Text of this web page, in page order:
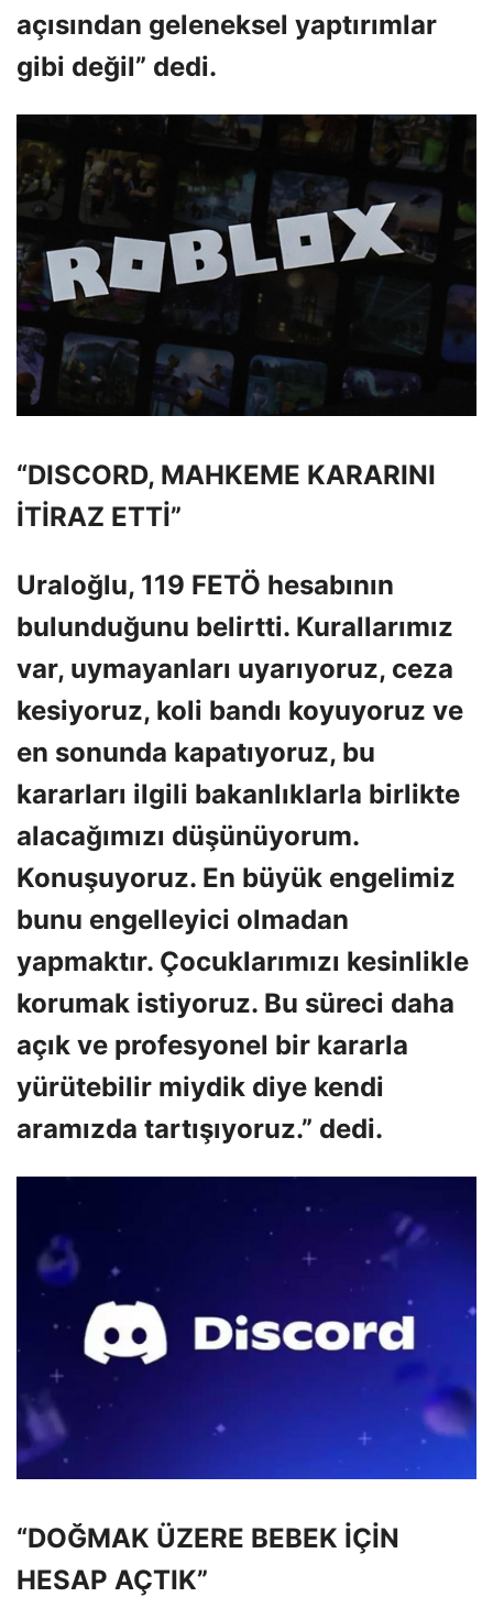
açısından geleneksel yaptırımlar
gibi değil” dedi.
“DISCORD, MAHKEME KARARINI
İTİRAZ ETTİ”
Uraloğlu, 119 FETÖ hesabının
bulunduğunu belirtti. Kurallarımız
var, uymayanları uyarıyoruz, ceza
kesiyoruz, koli bandı koyuyoruz ve
en sonunda kapatıyoruz, bu
kararları ilgili bakanlıklarla birlikte
alacağımızı düşünüyorum.
Konuşuyoruz. En büyük engelimiz
bunu engelleyici olmadan
yapmaktır. Çocuklarımızı kesinlikle
korumak istiyoruz. Bu süreci daha
açık ve profesyonel bir kararla
yürütebilir miydik diye kendi
aramızda tartışıyoruz.” dedi.
“DOĞMAK ÜZERE BEBEK İÇİN
HESAP AÇTIK”